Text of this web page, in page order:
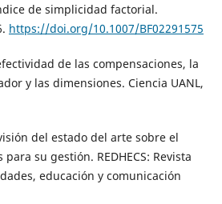
de simplicidad factorial.
https://doi.org/10.1007/BF02291575
de las compensaciones, la
y las dimensiones. Ciencia UANL,
del estado del arte sobre el
su gestión. REDHECS: Revista
educación y comunicación